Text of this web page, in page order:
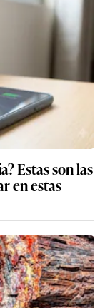
Estas son las
en estas